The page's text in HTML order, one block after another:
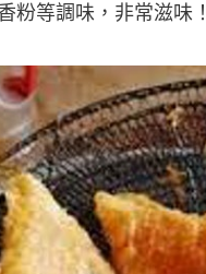
粉等調味，非常滋味！